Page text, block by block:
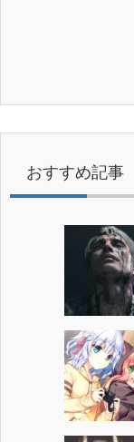
おすすめ記事